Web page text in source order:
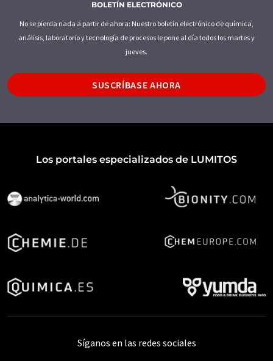
BOLETÍN ELECTRÓNICO
No se pierda nada a partir de ahora: Nuestro boletín electrónico de química,
análisis, laboratorio y tecnología de procesos le pone al día todos los martes y
jueves.
SUSCRÍBASE AHORA
Los portales especializados de LUMITOS
Síganos en las redes sociales